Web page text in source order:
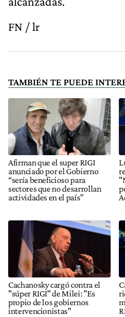
FN / lr
TAMBIÉN TE PUEDE
Afirman que el super RIGI
anunciado por el Gobierno
“sería beneficioso para
sectores que no desarrollan
actividades en el país”
Cachanosky cargó contra el
"súper RIGI" de Milei: "Es
propio de los gobiernos
intervencionistas"